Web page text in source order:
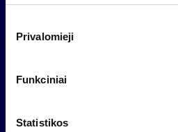
Privalomieji
Funkciniai
Statistikos
Europos Sąjungoje ir
valstybėse-narėse.
„INVL Asset Management“